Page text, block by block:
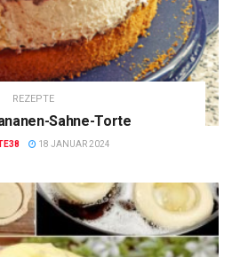
REZEPTE
Sahne-Torte
18 JANUAR 2024